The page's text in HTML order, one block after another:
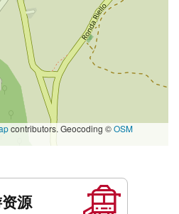
contributors. Geocoding ©OSM
源